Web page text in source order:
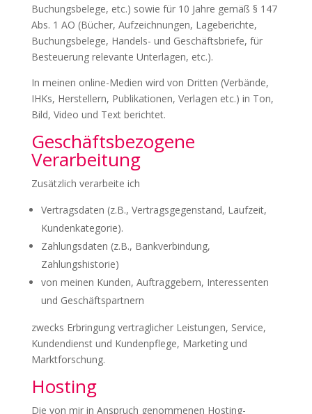
Buchungsbelege, etc.) sowie für 10 Jahre gemäß § 147
Abs. 1 AO (Bücher, Aufzeichnungen, Lageberichte,
Buchungsbelege, Handels- und Geschäftsbriefe, für
Besteuerung relevante Unterlagen, etc.).
In meinen online-Medien wird von Dritten (Verbände,
IHKs, Herstellern, Publikationen, Verlagen etc.) in Ton,
Bild, Video und Text berichtet.
Geschäftsbezogene
Verarbeitung
Zusätzlich verarbeite ich
Vertragsdaten (z.B., Vertragsgegenstand, Laufzeit,
Kundenkategorie).
Zahlungsdaten (z.B., Bankverbindung,
Zahlungshistorie)
von meinen Kunden, Auftraggebern, Interessenten
und Geschäftspartnern
zwecks Erbringung vertraglicher Leistungen, Service,
Kundendienst und Kundenpflege, Marketing und
Marktforschung.
Hosting
Die von mir in Anspruch genommenen Hosting-